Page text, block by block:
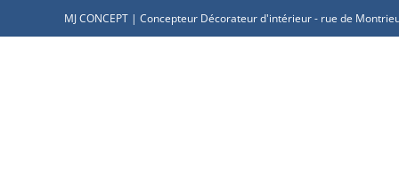
MJ CONCEPT | Concepteur Décorateur d'intérieur - rue de